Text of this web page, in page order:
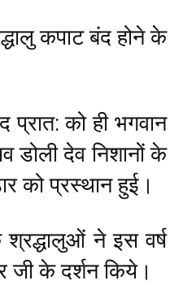
कपाट बंद होने के
प्रात: को ही भगवान
डोली देव निशानों के
को प्रस्थान हुई।
ने इस वर्ष
जी के दर्शन किये।